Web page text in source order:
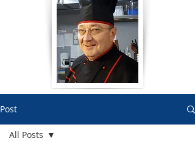
Post
All Posts